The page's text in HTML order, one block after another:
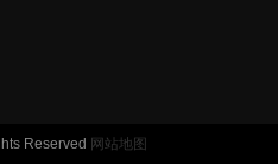
Reserved 网站地图